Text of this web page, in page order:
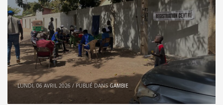
LUNDI, 06 AVRIL 2026 / PUBLIÉ DANS GAMBIE